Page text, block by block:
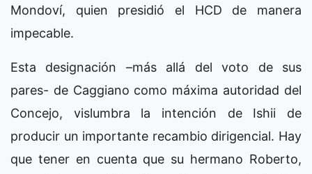
Mondoví, quien presidió el HCD de manera
impecable.
Esta designación –más allá del voto de sus
pares- de Caggiano como máxima autoridad del
Concejo, vislumbra la intención de Ishii de
producir un importante recambio dirigencial. Hay
que tener en cuenta que su hermano Roberto,